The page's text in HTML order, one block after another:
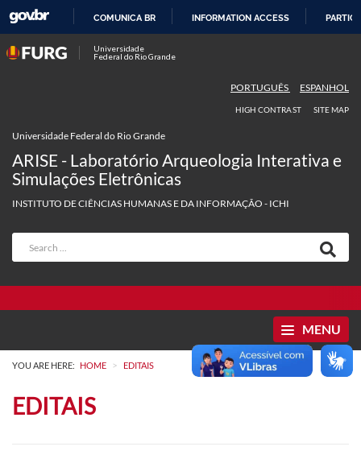
COMUNICA BR INFORMATION ACCESS
Universidade
Federal do Rio Grande
PORTUGUÊS ESPANHOL
HIGH CONTRAST SITE MAP
Universidade Federal do Rio Grande
ARISE - Laboratório Arqueologia Interativa e
Simulações Eletrônicas
INSTITUTO DE CIÊNCIAS HUMANAS E DA INFORMAÇÃO - ICHI
MENU
YOU ARE HERE: HOME > EDITAIS
EDITAIS